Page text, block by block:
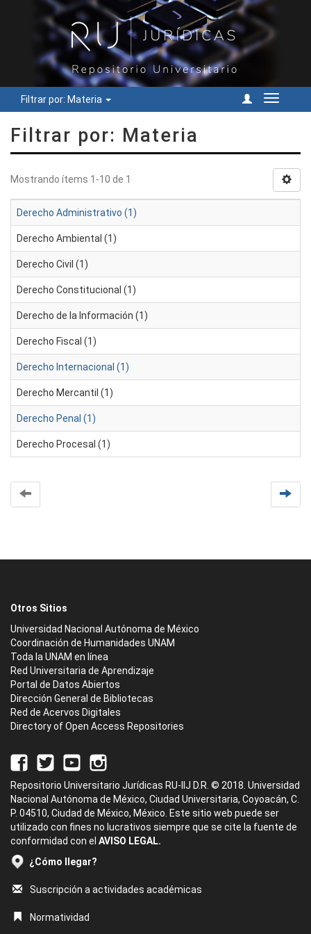
Filtrar por: Materia
Cambiar
Filtrar por: Materia
Mostrando ítems 1-10 de 1
Derecho Administrativo (1)
Derecho Ambiental (1)
Derecho Civil (1)
Derecho Constitucional (1)
Derecho de la Información (1)
Derecho Fiscal (1)
Derecho Internacional (1)
Derecho Mercantil (1)
Derecho Penal (1)
Derecho Procesal (1)
Otros Sitios
Universidad Nacional Autónoma de México
Coordinación de Humanidades UNAM
Toda la UNAM en línea
Red Universitaria de Aprendizaje
Portal de Datos Abiertos
Dirección General de Bibliotecas
Red de Acervos Digitales
Directory of Open Access Repositories
Repositorio Universitario Jurídicas RU-IIJ D.R. © 2018. Universidad
Nacional Autónoma de México, Ciudad Universitaria, Coyoacán, C.
P. 04510, Ciudad de México, México. Este sitio web puede ser
utilizado con fines no lucrativos siempre que se cite la fuente de
conformidad con el AVISO LEGAL.
¿Cómo llegar?
Suscripción a actividades académicas
Normatividad